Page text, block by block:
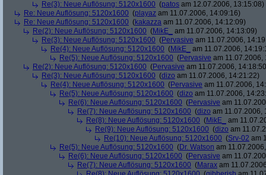
Re(3): Neue Auflösung: 5120x1600 (patos am 12.07.2006, 13:15:08)
Re: Neue Auflösung: 5120x1600 (playaz am 11.07.2006, 14:09:16)
Re: Neue Auflösung: 5120x1600 (kakazza am 11.07.2006, 14:12:09)
Re(2): Neue Auflösung: 5120x1600 (MikE_
am 11.07.2006, 14:13:09)
Re(3): Neue Auflösung: 5120x1600 (Pervasive am 11.07.2006,
Re(4): Neue Auflösung: 5120x1600 (MikE_
am 11.07.2006,
Re(5): Neue Auflösung: 5120x1600 (Pervasive am 11.07.2006,
Re(2): Neue Auflösung: 5120x1600 (Pervasive am 11.07.2006,
Re(3): Neue Auflösung: 5120x1600 (dizo am 11.07.2006, 14:21:22)
Re(4): Neue Auflösung: 5120x1600 (Pervasive am 11.07.2006,
Re(5): Neue Auflösung: 5120x1600 (dizo am 11.07.2006,
Re(6): Neue Auflösung: 5120x1600 (Pervasive am
Re(7): Neue Auflösung: 5120x1600 (dizo am 11.07.2006,
Re(8): Neue Auflösung: 5120x1600 (MikE_
am
Re(9): Neue Auflösung: 5120x1600 (dizo am
Re(10): Neue Auflösung: 5120x1600 (Srv-02 am
Re(5): Neue Auflösung: 5120x1600 (Dr. Watson am
Re(6): Neue Auflösung: 5120x1600 (Pervasive am
Re(7): Neue Auflösung: 5120x1600 (Marax am